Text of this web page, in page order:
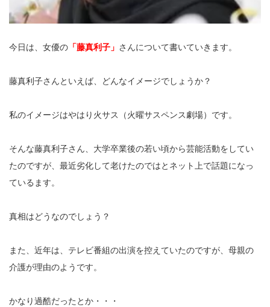
今日は、女優の 「藤真利子」 さんについて書いていきます。
藤真利子さんといえば、どんなイメージでしょうか？
私のイメージはやはり火サス（火曜サスペンス劇場）です。
そんな藤真利子さん、大学卒業後の若い頃から芸能活動をしてい
たのですが、最近劣化して老けたのではとネット上で話題になっ
ているます。
真相はどうなのでしょう？
また、近年は、テレビ番組の出演を控えていたのですが、母親の
介護が理由のようです。
かなり過酷だったとか・・・